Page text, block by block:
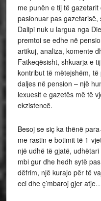
me punën e tij të
pasionuar pas
Dalipi nuk u largua nga
premtoi se edhe në
artikuj, analiza, komente
Fatkeqësisht, shkuarja e
kontribut të mëtejshëm,
daljes në pension – një
lexuesit e gazetës më të
ekzistencë.
Besoj se siç ka thënë
me rastin e botimit të 1-
një udhë të gjatë,
mbi gur dhe hedh sytë
dëfrim, një kurajo për të
eci dhe ç’mbaroj gjer